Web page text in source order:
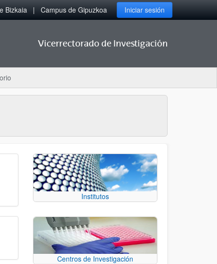
Bizkaia Campus de Gipuzkoa Iniciar sesión
Vicerrectorado de Investigación
Institutos
Centros de Investigación